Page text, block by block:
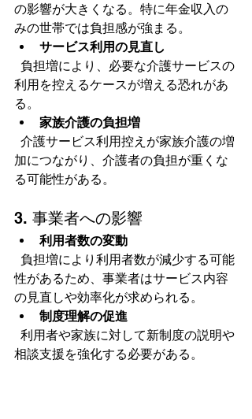
の影響が大きくなる。特に年金収入の
みの世帯では負担感が強まる。
サービス利用の見直し
利用を控えるケースが増える恐れがあ
る。
家族介護の負担増
加につながり、介護者の負担が重くな
る可能性がある。
3. 事業者への影響
利用者数の変動
性があるため、事業者はサービス内容
の見直しや効率化が求められる。
制度理解の促進
相談支援を強化する必要がある。